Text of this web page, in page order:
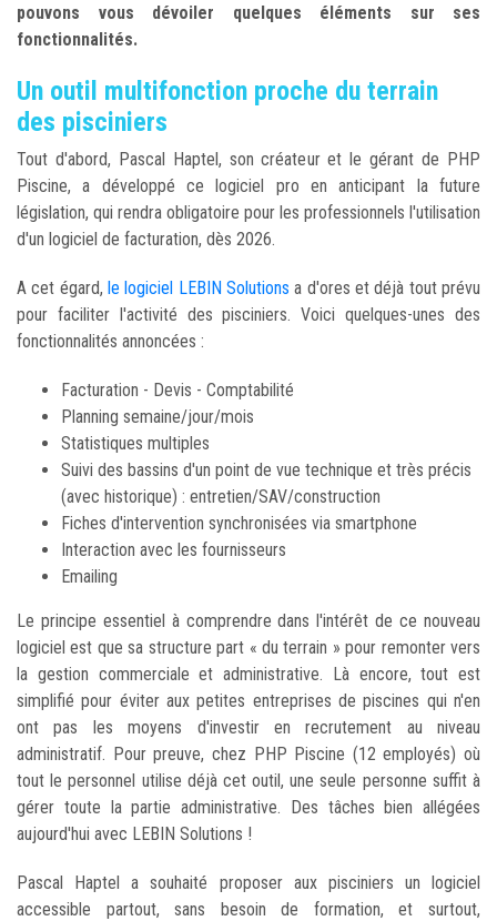
pouvons vous dévoiler quelques éléments sur ses
fonctionnalités.
Un outil multifonction proche du terrain
des pisciniers
Tout d'abord, Pascal Haptel, son créateur et le gérant de PHP
Piscine, a développé ce logiciel pro en anticipant la future
législation, qui rendra obligatoire pour les professionnels l'utilisation
d'un logiciel de facturation, dès 2026.
A cet égard, le logiciel LEBIN Solutions a d'ores et déjà tout prévu
pour faciliter l'activité des pisciniers. Voici quelques-unes des
fonctionnalités annoncées :
Facturation - Devis - Comptabilité
Planning semaine/jour/mois
Statistiques multiples
Suivi des bassins d'un point de vue technique et très précis
(avec historique) : entretien/SAV/construction
Fiches d'intervention synchronisées via smartphone
Interaction avec les fournisseurs
Emailing
Le principe essentiel à comprendre dans l'intérêt de ce nouveau
logiciel est que sa structure part « du terrain » pour remonter vers
la gestion commerciale et administrative. Là encore, tout est
simplifié pour éviter aux petites entreprises de piscines qui n'en
ont pas les moyens d'investir en recrutement au niveau
administratif. Pour preuve, chez PHP Piscine (12 employés) où
tout le personnel utilise déjà cet outil, une seule personne suffit à
gérer toute la partie administrative. Des tâches bien allégées
aujourd'hui avec LEBIN Solutions !
Pascal Haptel a souhaité proposer aux pisciniers un logiciel
accessible partout, sans besoin de formation, et surtout,